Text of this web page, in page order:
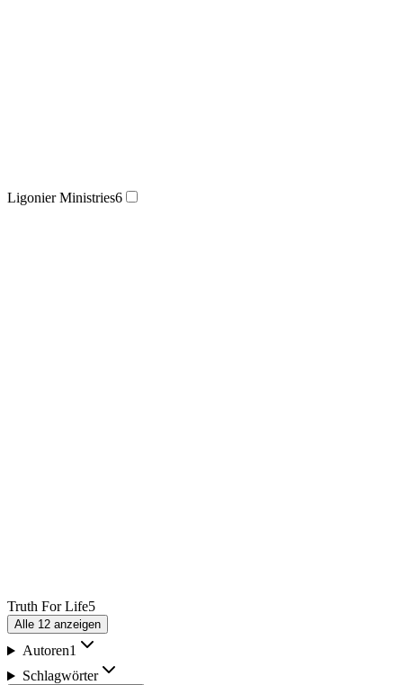
Ligonier Ministries6
Truth For Life5
Alle 12 anzeigen
Autoren1
Schlagwörter